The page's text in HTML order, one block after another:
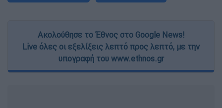
Ακολούθησε το Έθνος στο Google News!
Live όλες οι εξελίξεις λεπτό προς λεπτό, με την
υπογραφή του www.ethnos.gr